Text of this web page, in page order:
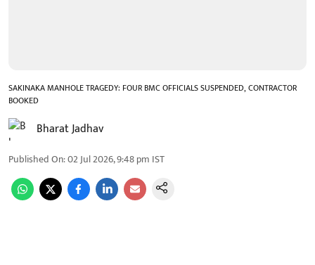
SAKINAKA MANHOLE TRAGEDY: FOUR BMC OFFICIALS SUSPENDED, CONTRACTOR
BOOKED
Bharat Jadhav
Published On:02 Jul 2026, 9:48 pm IST